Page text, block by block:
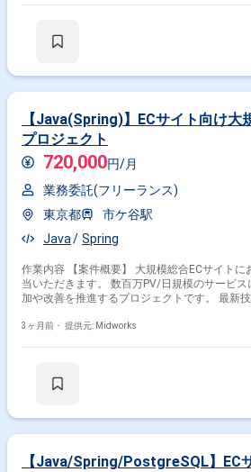
もお任せいたします。ユーザーからのフィー
ります。サービスのミッションに共感し、プ
課題解決を実行していける方、インターネット
味・関心をお持ちの方、オーナーシップを持っ
ダクトを良くしていくために動ける方を歓迎い
く状況を楽しみ、変化に柔軟に対応できる方、
ンバーの成長や成功も喜べる方にご活躍いただけ
ジションの魅力】 成長を続けるネットショッ
りながら、トラフィック増加や多様なニーズへ
開発を両立しつつ、最新の技術トレンドを意識
ームで裁量を持ち、サービス性を維持しなが
接貢献していただけます。 【開発環境】 クラウドサービスの活用やコン
テナ化などを通じて、技術ドリブンな開発環
【Java(Spring)】ECサイト向け大
プロジェクト
720,000円/月
業務委託(フリーランス)
東京都
市ケ谷駅
Java
Spring
作業内容 【案件概要】 大規模総合ECサイトにおける開発業務全般をご担
当いただきます。 数百万PV/日規模のサービスにおいて、継続的な機能追
加や改善を推進するプロジェクトです。 最新技術やアーキテクチャを取り
ラウド、ビッグデータなど幅広い領域に関わる
関連チームと連携した開発推進
3ヶ月前・ 提供元: Midworks
【Java/Spring/PostgreSQL】EC